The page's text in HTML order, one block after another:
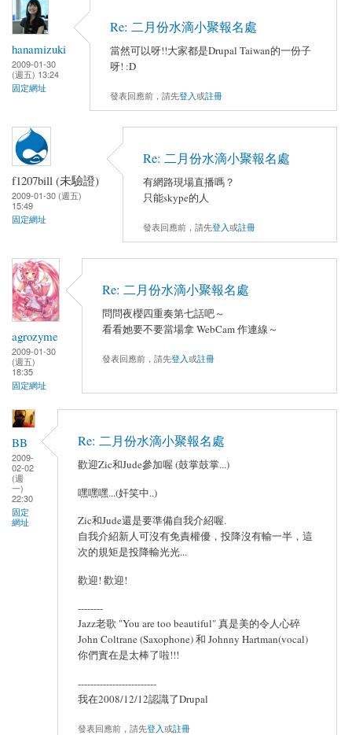
hanamizuki
2009-01-30
(週五) 13:24
固定網址
Re: 二月份水滴小聚報名處
當然可以呀!!大家都是Drupal Taiwan的一份子
呀! :D
發表回應前，請先登入或註冊
f1207bill (未驗證)
2009-01-30 (週五)
15:49
固定網址
Re: 二月份水滴小聚報名處
有網路現場直播嗎？
只能skype的人
發表回應前，請先登入或註冊
agrozyme
2009-01-30
(週五)
18:35
固定網址
Re: 二月份水滴小聚報名處
問問夜櫻四重奏第七話吧～
看看她要不要當場拿 WebCam 作連線～
發表回應前，請先登入或註冊
BB
2009-
02-02
(週
一)
22:30
固定
網址
Re: 二月份水滴小聚報名處
歡迎Zic和Jude參加喔 (鼓掌鼓掌...)
嘿嘿嘿...(奸笑中..)
Zic和Jude還是要準備自我介紹喔.
自我介紹新人可沒有免責權優，投降沒有輸一半，這
次的規矩是投降輸光光...
歡迎! 歡迎!
--------
Jazz老歌 "You are too beautiful" 真是美的令人心碎
John Coltrane (Saxophone) 和 Johnny Hartman(vocal)
你們實在是太棒了啦!!!
-------------------------
我在2008/12/12認識了Drupal
發表回應前，請先登入或註冊